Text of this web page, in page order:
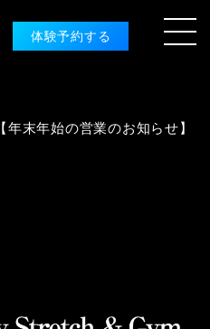
体験予約する
【年末年始の営業のお知らせ】